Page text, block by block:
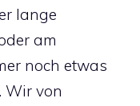
lange
am
noch etwas
Wir von